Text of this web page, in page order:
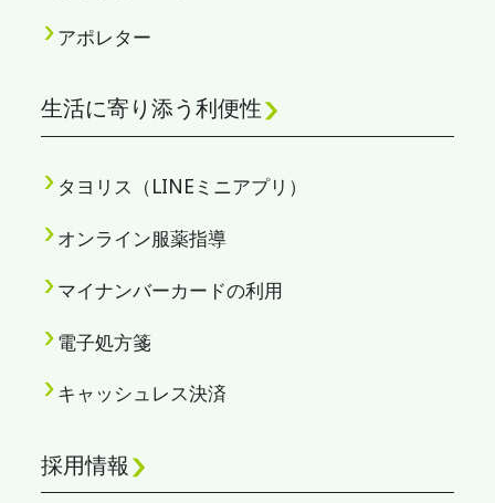
アポレター
生活に寄り添う利便性
タヨリス（LINEミニアプリ）
オンライン服薬指導
マイナンバーカードの利用
電子処方箋
キャッシュレス決済
採用情報